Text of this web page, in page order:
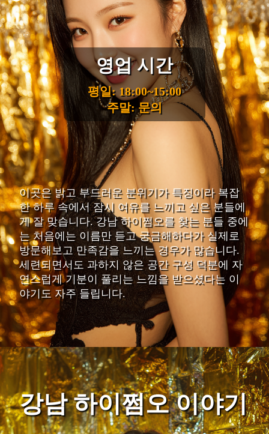
영업 시간
평일: 18:00~15:00
주말: 문의
이곳은 밝고 부드러운 분위기가 특징이라 복잡
한 하루 속에서 잠시 여유를 느끼고 싶은 분들에
게 잘 맞습니다. 강남 하이쩜오를 찾는 분들 중에
는 처음에는 이름만 듣고 궁금해하다가 실제로
방문해보고 만족감을 느끼는 경우가 많습니다.
세련되면서도 과하지 않은 공간 구성 덕분에 자
연스럽게 기분이 풀리는 느낌을 받으셨다는 이
야기도 자주 들립니다.
강남 하이쩜오 이야기